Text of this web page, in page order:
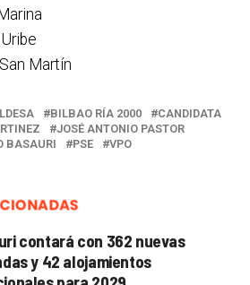
Martín
BILBAO RÍA 2000
CANDIDATA
JOSÉ ANTONIO PASTOR
BASAURI PSE VPO
contará con 362 nuevas
y 42 alojamientos